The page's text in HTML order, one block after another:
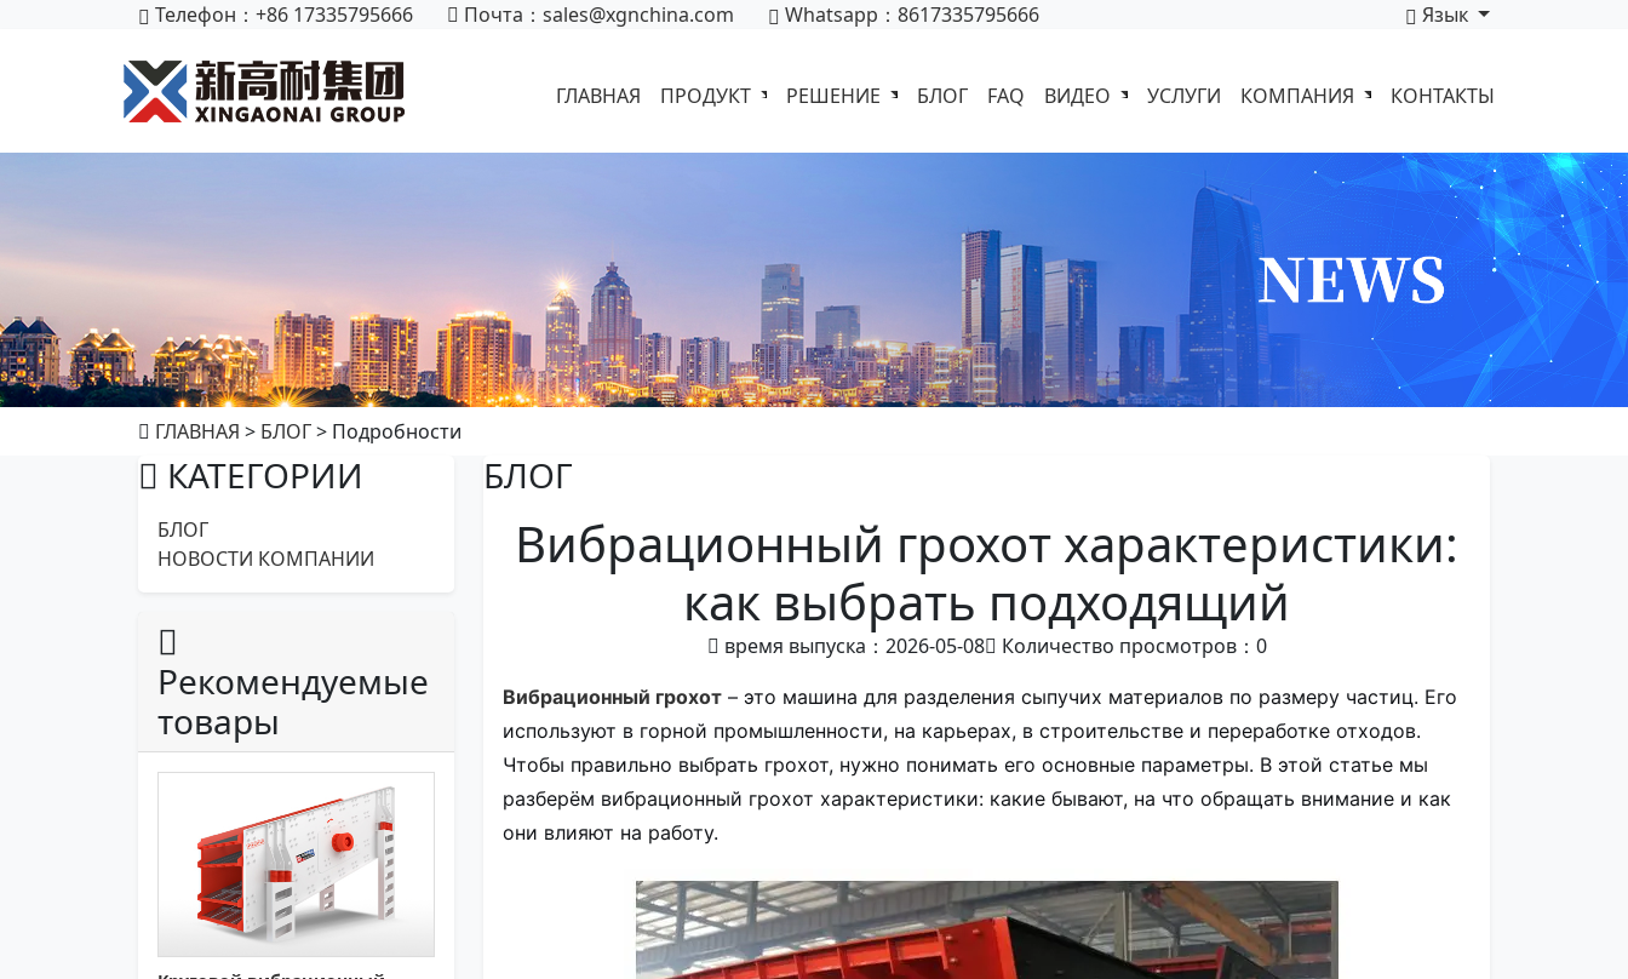
Телефон：+86 17335795666 Почта： sales@xgnchina.com Whatsapp：8617335795666 Язык
ГЛАВНАЯ ПРОДУКТ РЕШЕНИЕ БЛОГ FAQ ВИДЕО УСЛУГИ КОМПАНИЯ КОНТАКТЫ
ГЛАВНАЯ > БЛОГ> Подробности
КАТЕГОРИИ
БЛОГ
НОВОСТИ КОМПАНИИ
Рекомендуемые
товары
БЛОГ
Вибрационный грохот характеристики:
как выбрать подходящий
время выпуска：2026-05-08 Количество просмотров： 0
Вибрационный грохот – это машина для разделения сыпучих материалов по размеру частиц. Его
используют в горной промышленности, на карьерах, в строительстве и переработке отходов.
Чтобы правильно выбрать грохот, нужно понимать его основные параметры. В этой статье мы
разберём вибрационный грохот характеристики: какие бывают, на что обращать внимание и как
они влияют на работу.